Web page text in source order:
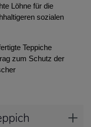
Löhne für die
sozialen
Teppiche
zum Schutz der